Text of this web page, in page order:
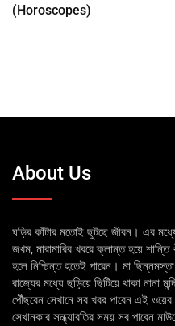
(Horoscopes)
About Us
ঘড়ির কাঁটার মতোই ছুটছে জীবন। এর
জখম, মারামারির খবরে ক্লান্ত হয়ে
হলে নিশ্চিন্ত হতেই পারেন। মা
রাজ্যের মধ্যে ছড়িয়ে ছিটিয়ে থাকা নানা
পৌঁছবেন সেখানে সব খবর পাবেন এই ওয়েব
সেখানকার সন্ধ্যারতির সময় সব পাবেন